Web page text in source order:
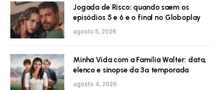
Jogada de Risco: quando saem os
episódios 5 e 6 e o final no Globoplay
agosto 5, 2026
Minha Vida com a Família Walter: data,
elenco e sinopse da 3ª temporada
agosto 4, 2026